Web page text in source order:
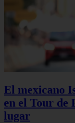
El mexicano
en el Tour de
lugar